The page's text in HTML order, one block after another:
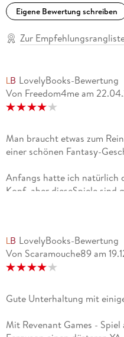
Eigene Bewertung schreiben
Zur
LovelyBooks-Bewertung
Von Freedom4me am
Man braucht etwas zum
einer schönen Fantasy-
Anfangs hatte ich natürlich
Kopf, aber dieseSpiele sind
die Welt mit ihrem Aufbau
nicht von Anfang an
aber wirklich in die
einem sehr unsympathisch
flach. Später stellt sich
war und
die Handlung ist zwar
LovelyBooks-Bewertung
Von Scaramouche89 am
Gute Unterhaltung mit
Mit Revenant Games -